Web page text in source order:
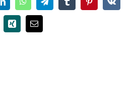
LinkedInWhatsAppTelegramTumblrPinterest
Vk
Xing
电